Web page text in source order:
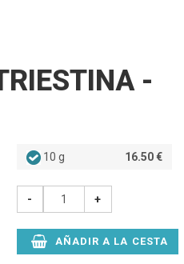
-
10 g 16.50 €
- +
AÑADIR A LA CESTA